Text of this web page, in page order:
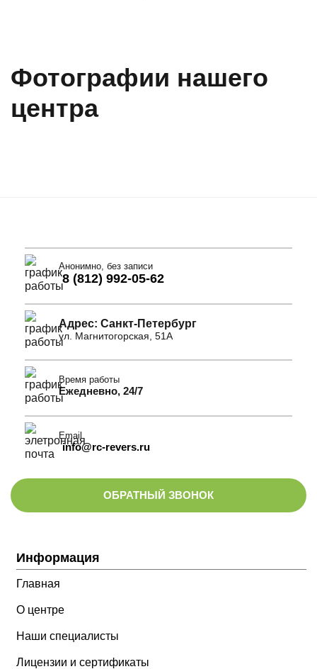
Фотографии нашего
центра
Анонимно, без записи
8 (812) 992-05-62
Адрес: Санкт-Петербург
ул. Магнитогорская, 51А
Время работы
Ежедневно, 24/7
Email
info@rc-revers.ru
ОБРАТНЫЙ ЗВОНОК
Информация
Главная
О центре
Наши специалисты
Лицензии и сертификаты